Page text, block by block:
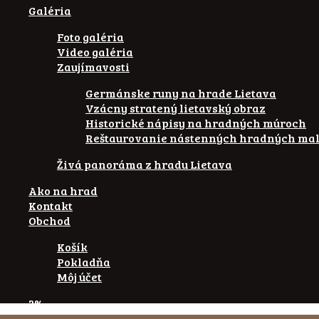
Galéria
Foto galéria
Video galéria
Zaujímavosti
Germánske runy na hrade Lietava
Vzácny stratený lietavský obraz
Historické nápisy na hradných múroch
Reštaurovanie nástenných hradných
Živá panoráma z hradu Lietava
Ako na hrad
Kontakt
Obchod
Košík
Pokladňa
Môj účet
2%